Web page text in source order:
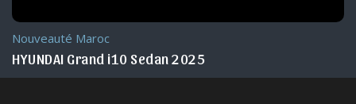
Nouveauté Maroc
HYUNDAI Grand i10 Sedan 2025